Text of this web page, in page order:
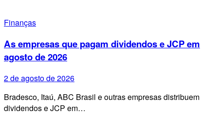
Finanças
As empresas que pagam dividendos e JCP em
agosto de 2026
2 de agosto de 2026
Bradesco, Itaú, ABC Brasil e outras empresas distribuem
dividendos e JCP em…